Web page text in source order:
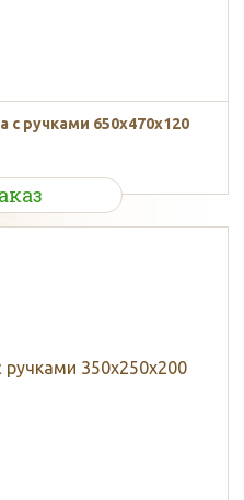
с ручками 650x470x120